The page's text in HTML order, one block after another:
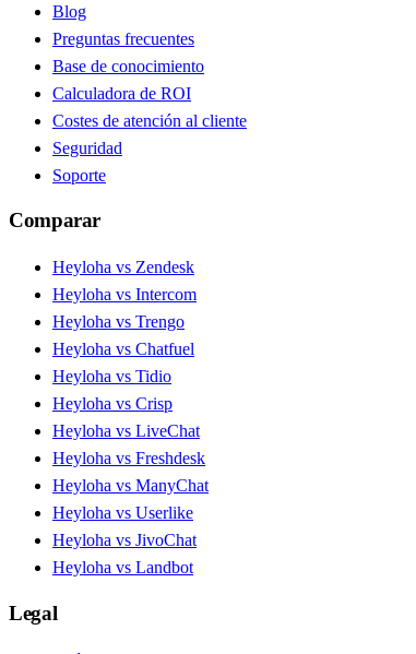
Blog
Preguntas frecuentes
Base de conocimiento
Calculadora de ROI
Costes de atención al cliente
Seguridad
Soporte
Comparar
Heyloha vs Zendesk
Heyloha vs Intercom
Heyloha vs Trengo
Heyloha vs Chatfuel
Heyloha vs Tidio
Heyloha vs Crisp
Heyloha vs LiveChat
Heyloha vs Freshdesk
Heyloha vs ManyChat
Heyloha vs Userlike
Heyloha vs JivoChat
Heyloha vs Landbot
Legal